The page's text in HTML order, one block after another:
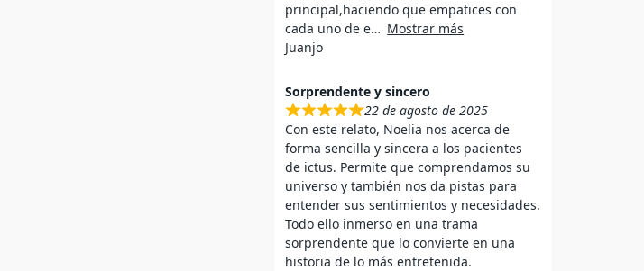
principal,haciendo que empatices con
cada uno de e
Mostrar más
Juanjo
Sorprendente y sincero
22 de agosto de 2025
Con este relato, Noelia nos acerca de
forma sencilla y sincera a los pacientes
de ictus. Permite que comprendamos su
universo y también nos da pistas para
entender sus sentimientos y necesidades.
Todo ello inmerso en una trama
sorprendente que lo convierte en una
historia de lo más entretenida.